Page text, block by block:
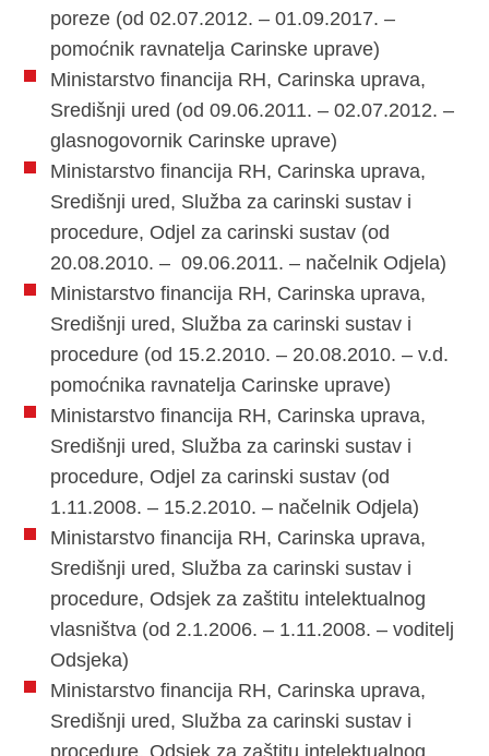
poreze (od 02.07.2012. – 01.09.2017. –
pomoćnik ravnatelja Carinske uprave)
Ministarstvo financija RH, Carinska uprava,
Središnji ured (od 09.06.2011. – 02.07.2012. –
glasnogovornik Carinske uprave)
Ministarstvo financija RH, Carinska uprava,
Središnji ured, Služba za carinski sustav i
procedure, Odjel za carinski sustav (od
20.08.2010. – 09.06.2011. – načelnik Odjela)
Ministarstvo financija RH, Carinska uprava,
Središnji ured, Služba za carinski sustav i
procedure (od 15.2.2010. – 20.08.2010. – v.d.
pomoćnika ravnatelja Carinske uprave)
Ministarstvo financija RH, Carinska uprava,
Središnji ured, Služba za carinski sustav i
procedure, Odjel za carinski sustav (od
1.11.2008. – 15.2.2010. – načelnik Odjela)
Ministarstvo financija RH, Carinska uprava,
Središnji ured, Služba za carinski sustav i
procedure, Odsjek za zaštitu intelektualnog
vlasništva (od 2.1.2006. – 1.11.2008. – voditelj
Odsjeka)
Ministarstvo financija RH, Carinska uprava,
Središnji ured, Služba za carinski sustav i
procedure, Odsjek za zaštitu intelektualnog